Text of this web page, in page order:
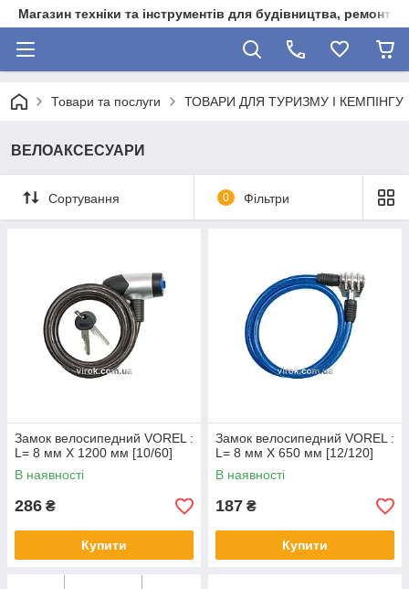
Магазин техніки та інструментів для будівництва, ремонту,
Товари та послуги ТОВАРИ ДЛЯ ТУРИЗМУ І КЕМПІНГУ
ВЕЛОАКСЕСУАРИ
Сортування 0 Фільтри
Замок велосипедний VOREL :
L= 8 мм Х 1200 мм [10/60]
В наявності
286 ₴
Купити
Замок велосипедний VOREL :
L= 8 мм Х 650 мм [12/120]
В наявності
187 ₴
Купити